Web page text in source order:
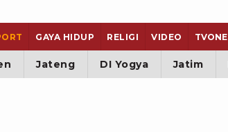
GAYA HIDUP RELIGI VIDEO TVONE
Jateng DI Yogya Jatim